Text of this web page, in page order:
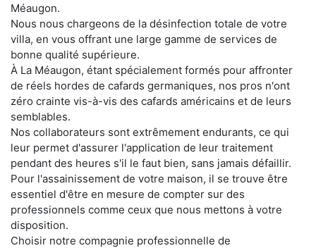
Méaugon.
Nous nous chargeons de la désinfection totale de votre
villa, en vous offrant une large gamme de services de
bonne qualité supérieure.
À La Méaugon, étant spécialement formés pour affronter
de réels hordes de cafards germaniques, nos pros n'ont
zéro crainte vis-à-vis des cafards américains et de leurs
semblables.
Nos collaborateurs sont extrêmement endurants, ce qui
leur permet d'assurer l'application de leur traitement
pendant des heures s'il le faut bien, sans jamais défaillir.
Pour l'assainissement de votre maison, il se trouve être
essentiel d'être en mesure de compter sur des
professionnels comme ceux que nous mettons à votre
disposition.
Choisir notre compagnie professionnelle de